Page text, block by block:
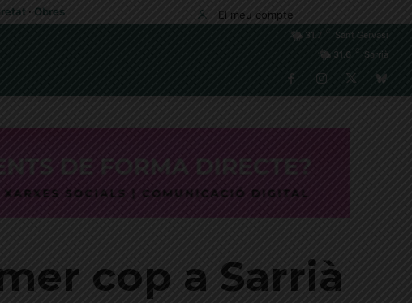
· Obres El meu compte
31.7
Sant Gervasi
31.6
Sarrià
cop a Sarrià